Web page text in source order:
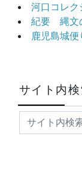
河口コレク
紀要 縄文
鹿児島城便
サイト内検